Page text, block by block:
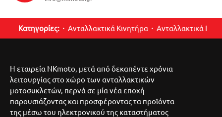
Κατηγορίες: Ανταλλακτικά Κινητήρα Ανταλλακτικά
Η εταιρεία NKmoto, μετά από δεκαπέντε χρόνια
λειτουργίας στο χώρο των ανταλλακτικών
μοτοσυκλετών, περνά σε μία νέα εποχή
παρουσιάζοντας και προσφέροντας τα προϊόντα
της μέσω του ηλεκτρονικού της καταστήματος